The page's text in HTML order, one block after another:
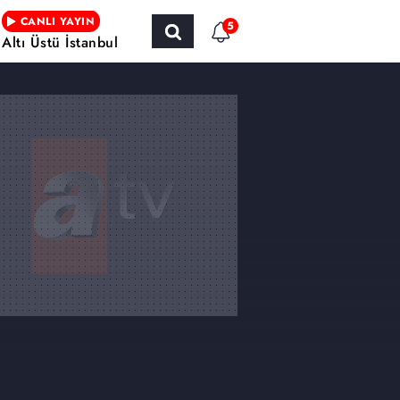
CANLI YAYIN
Altı Üstü İstanbul
5